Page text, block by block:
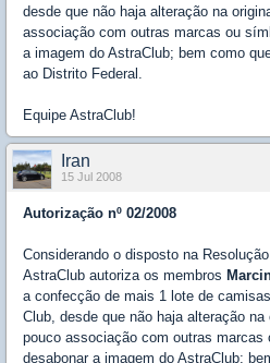
desde que não haja alteração na
associação com outras marcas ou
a imagem do AstraClub; bem como
ao Distrito Federal.
Equipe AstraClub!
Iran
15 Jul 2008
Autorização nº 02/2008
Considerando o disposto na
AstraClub autoriza os membros
a confecção de mais 1 lote de
Club, desde que não haja alteração
pouco associação com outras marcas
desabonar a imagem do AstraClub;